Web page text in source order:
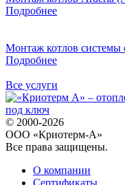
Подробнее
Монтаж котлов системы
Подробнее
Все услуги
© 2000-2026
ООО «Криотерм-А»
Все права защищены.
О компании